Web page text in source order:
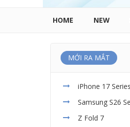
HOME NEW
MỚI RA MẮT
iPhone 17 Series
Samsung S26
Z Fold 7